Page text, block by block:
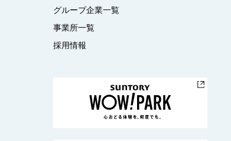
グループ企業一覧
事業所一覧
採用情報